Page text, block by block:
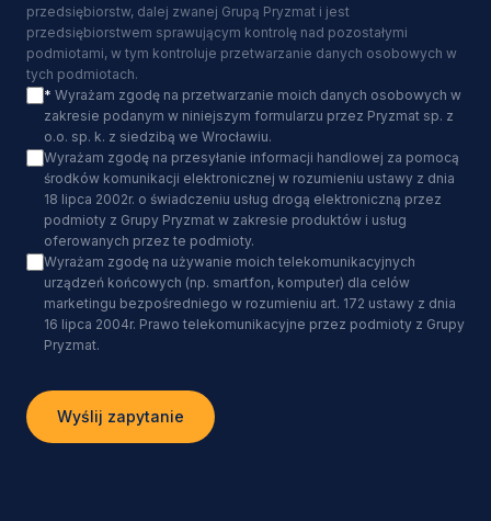
przedsiębiorstw, dalej zwanej Grupą Pryzmat i jest
przedsiębiorstwem sprawującym kontrolę nad pozostałymi
podmiotami, w tym kontroluje przetwarzanie danych osobowych w
tych podmiotach.
* Wyrażam zgodę na przetwarzanie moich danych osobowych w
zakresie podanym w niniejszym formularzu przez Pryzmat sp. z
o.o. sp. k. z siedzibą we Wrocławiu.
Wyrażam zgodę na przesyłanie informacji handlowej za pomocą
środków komunikacji elektronicznej w rozumieniu ustawy z dnia
18 lipca 2002r. o świadczeniu usług drogą elektroniczną przez
podmioty z Grupy Pryzmat w zakresie produktów i usług
oferowanych przez te podmioty.
Wyrażam zgodę na używanie moich telekomunikacyjnych
urządzeń końcowych (np. smartfon, komputer) dla celów
marketingu bezpośredniego w rozumieniu art. 172 ustawy z dnia
16 lipca 2004r. Prawo telekomunikacyjne przez podmioty z Grupy
Pryzmat.
Wyślij zapytanie